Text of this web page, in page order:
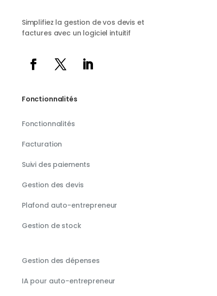
Simplifiez la gestion de vos devis et
factures avec un logiciel intuitif
Fonctionnalités
Fonctionnalités
Facturation
Suivi des paiements
Gestion des devis
Plafond auto-entrepreneur
Gestion de stock
Gestion des dépenses
IA pour auto-entrepreneur